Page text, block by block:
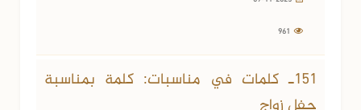
151ـ كلمات في مناسبات: كلمة بمناسبة